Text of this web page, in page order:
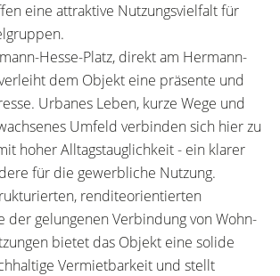
eine attraktive Nutzungsvielfalt für
Hesse-Platz, direkt am Hermann-
dem Objekt eine präsente und
Urbanes Leben, kurze Wege und
Umfeld verbinden sich hier zu
hoher Alltagstauglichkeit - ein klarer
für die gewerbliche Nutzung.
renditeorientierten
der gelungenen Verbindung von Wohn-
bietet das Objekt eine solide
Vermietbarkeit und stellt